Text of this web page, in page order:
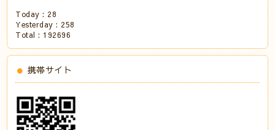
Today : 28
Yesterday : 258
Total : 192696
携帯サイト